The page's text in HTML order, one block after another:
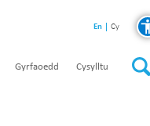
En Cy
Gyrfaoedd Cysylltu